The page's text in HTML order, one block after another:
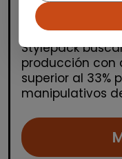
|
OPERARIOS/AS
Stylepack
producción con
superior al 33%
manipulativos